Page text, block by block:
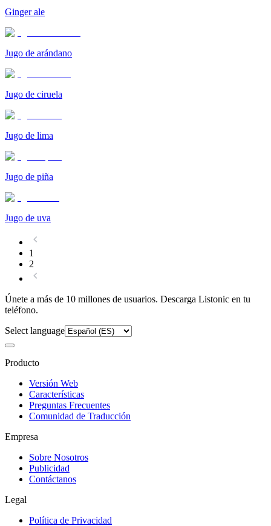
Ginger ale
Jugo de arándano
Jugo de ciruela
Jugo de lima
Jugo de piña
Jugo de uva
1
2
Únete a más de 10 millones de usuarios. Descarga Listonic en tu
teléfono.
Select language
Producto
Versión Web
Características
Preguntas Frecuentes
Comunidad de Traducción
Empresa
Sobre Nosotros
Publicidad
Contáctanos
Legal
Política de Privacidad